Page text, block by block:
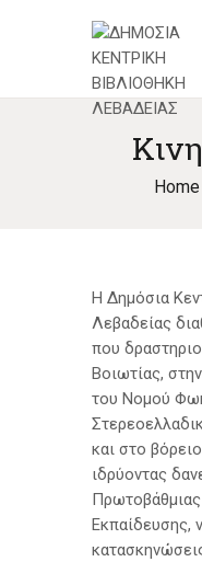
Home
Η Δημόσια
Λεβαδείας
που
Βοιωτίας,
του Νομού
και στο
ιδρύοντας
Εκπαίδευσης,